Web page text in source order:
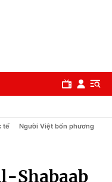
tế Người Việt bốn phương
Shabaab